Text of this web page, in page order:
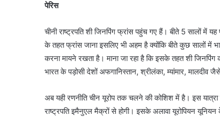
पेरिस
चीनी राष्ट्रपति शी जिनपिंग फ्रांस पहुंच गए हैं। बीते 5 सालों में
के तहत फ्रांस जाना इसलिए भी अहम है क्योंकि बीते कुछ सालों में
करना मायने रखता है। माना जा रहा है कि इसके तहत शी
भारत के पड़ोसी देशों अफगानिस्तान, श्रीलंका, म्यांमार, मालदीव
अब यही रणनीति चीन यूरोप तक चलने की कोशिश में है। इस
राष्ट्रपति इमैनुएल मैक्रों से होगी। इसके अलावा यूरोपियन